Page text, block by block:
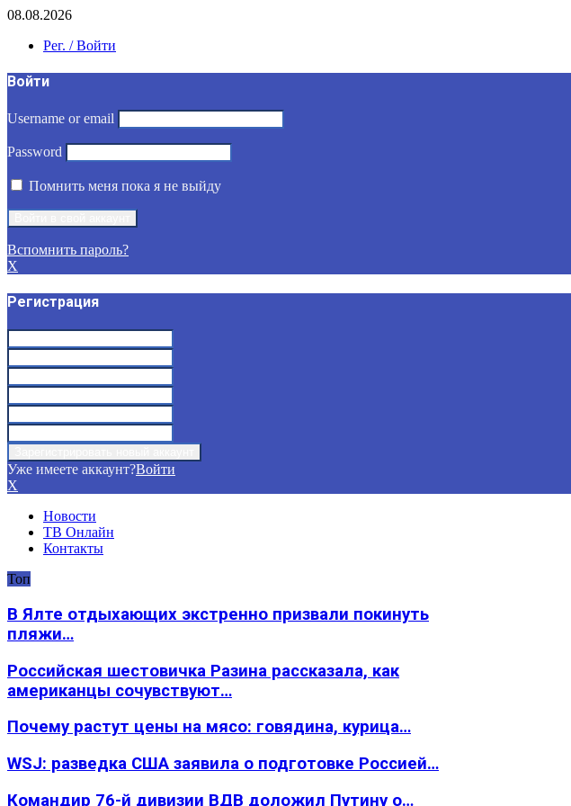
08.08.2026
Рег. / Войти
Войти
Username or email
Password
Помнить меня пока я не выйду
Вспомнить пароль?
X
Регистрация
Уже имеете аккаунт?Войти
X
Новости
ТВ Онлайн
Контакты
Топ
В Ялте отдыхающих экстренно призвали покинуть
пляжи…
Российская шестовичка Разина рассказала, как
американцы сочувствуют…
Почему растут цены на мясо: говядина, курица…
WSJ: разведка США заявила о подготовке Россией…
Командир 76-й дивизии ВДВ доложил Путину о…